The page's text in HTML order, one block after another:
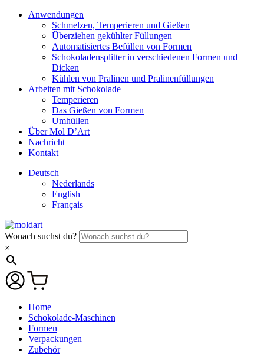
Anwendungen
Schmelzen, Temperieren und Gießen
Überziehen gekühlter Füllungen
Automatisiertes Befüllen von Formen
Schokoladensplitter in verschiedenen Formen und
Dicken
Kühlen von Pralinen und Pralinenfüllungen
Arbeiten mit Schokolade
Temperieren
Das Gießen von Formen
Umhüllen
Über Mol D’Art
Nachricht
Kontakt
Deutsch
Nederlands
English
Français
Wonach suchst du?
×
Home
Schokolade-Maschinen
Formen
Verpackungen
Zubehör